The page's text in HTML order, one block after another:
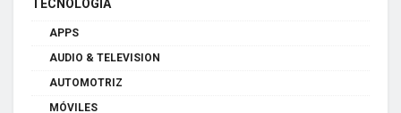
TECNOLOGÍA
APPS
AUDIO & TELEVISION
AUTOMOTRIZ
MÓVILES